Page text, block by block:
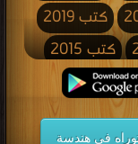
كتب 2019
كتب 2015
كتب 2011
كتب 2007
فى هندسة